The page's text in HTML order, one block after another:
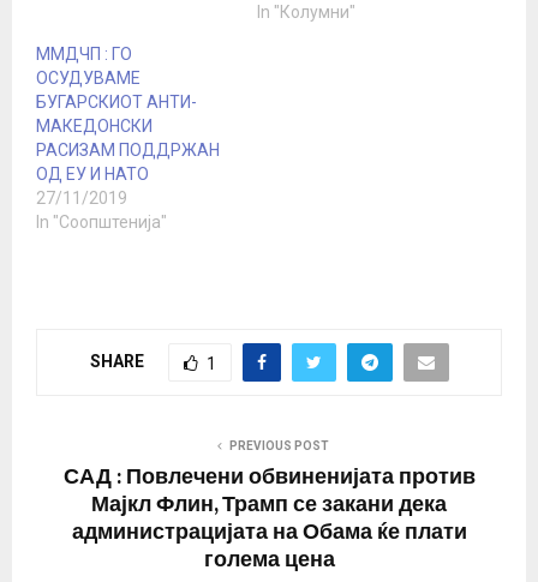
In "Колумни"
ММДЧП : ГО
ОСУДУВАМЕ
БУГАРСКИОТ АНТИ-
МАКЕДОНСКИ
РАСИЗАМ ПОДДРЖАН
ОД ЕУ И НАТО
27/11/2019
In "Соопштенија"
SHARE 1
PREVIOUS POST
САД : Повлечени обвиненијата против
Мајкл Флин, Трамп се закани дека
администрацијата на Обама ќе плати
голема цена